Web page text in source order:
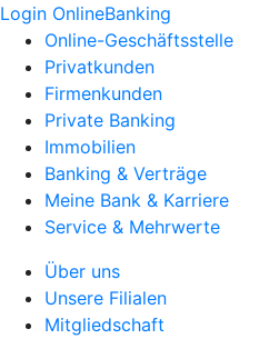
Login OnlineBanking
Online-Geschäftsstelle
Privatkunden
Firmenkunden
Private Banking
Immobilien
Banking & Verträge
Meine Bank & Karriere
Service & Mehrwerte
Über uns
Unsere Filialen
Mitgliedschaft